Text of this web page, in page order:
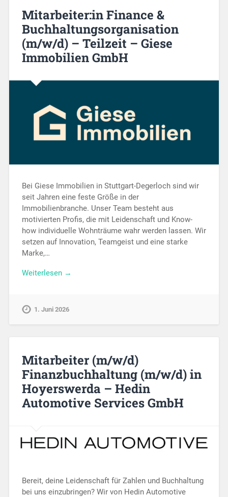
Mitarbeiter:in Finance &
Buchhaltungsorganisation
(m/w/d) – Teilzeit – Giese
Immobilien GmbH
Bei Giese Immobilien in Stuttgart-Degerloch sind wir
seit Jahren eine feste Größe in der
Immobilienbranche. Unser Team besteht aus
motivierten Profis, die mit Leidenschaft und Know-
how individuelle Wohnträume wahr werden lassen. Wir
setzen auf Innovation, Teamgeist und eine starke
Marke,…
Weiterlesen →
1. Juni 2026
Mitarbeiter (m/w/d)
Finanzbuchhaltung (m/w/d) in
Hoyerswerda – Hedin
Automotive Services GmbH
Bereit, deine Leidenschaft für Zahlen und Buchhaltung
bei uns einzubringen? Wir von Hedin Automotive